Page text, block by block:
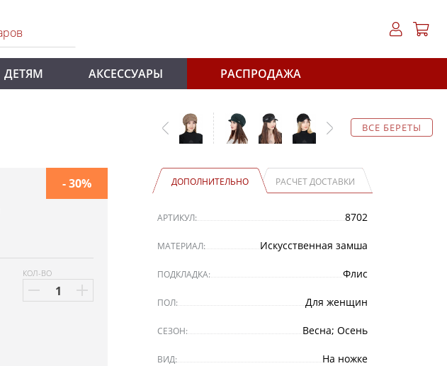
ДЕТЯМ АКСЕССУАРЫ РАСПРОДАЖА
ВСЕ БЕРЕТЫ
- 30%
КОЛ-ВО
ДОПОЛНИТЕЛЬНО РАСЧЕТ ДОСТАВКИ
АРТИКУЛ: 8702
МАТЕРИАЛ: Искусственная замша
ПОДКЛАДКА: Флис
ПОЛ: Для женщин
СЕЗОН: Весна; Осень
ВИД: На ножке